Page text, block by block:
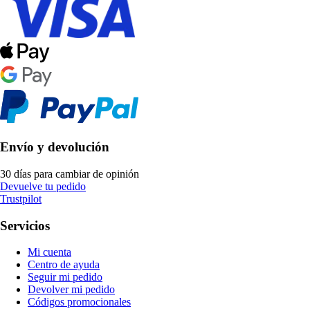
Envío y devolución
30 días para cambiar de opinión
Devuelve tu pedido
Trustpilot
Servicios
Mi cuenta
Centro de ayuda
Seguir mi pedido
Devolver mi pedido
Códigos promocionales